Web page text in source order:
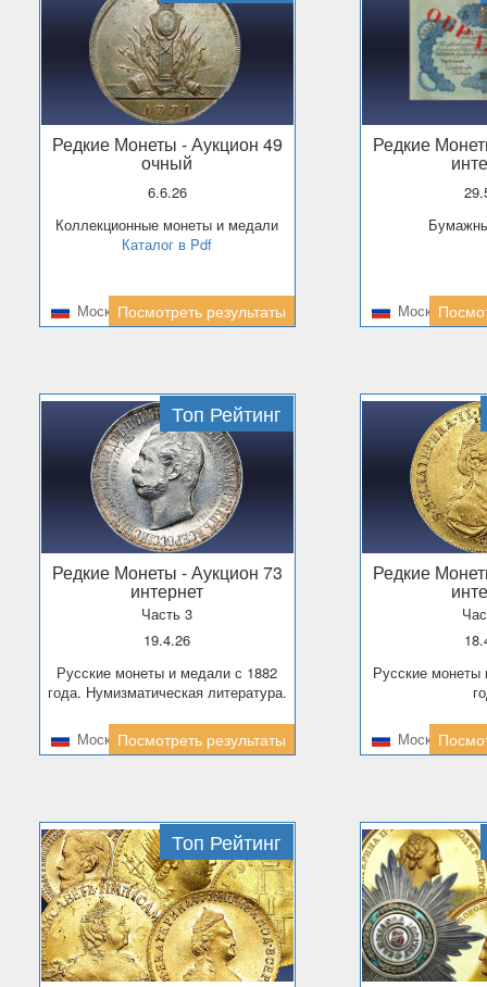
Редкие Монеты - Аукцион 49
очный
6.6.26
Коллекционные монеты и медали
Каталог в Pdf
МоскваПосмотреть результаты
Редкие
Москва
Топ Рейтинг
Редкие Монеты - Аукцион 73
интернет
Часть 3
19.4.26
Русские монеты и медали с 1882
года. Нумизматическая литература.
МоскваПосмотреть результаты
Редкие
Русские монеты и медали до 1881
Москва
Топ Рейтинг